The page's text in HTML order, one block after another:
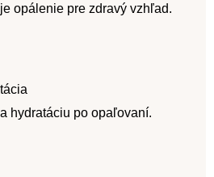
opálenie pre zdravý vzhľad.
hydratáciu po opaľovaní.